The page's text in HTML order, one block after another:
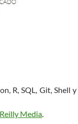
R, SQL, Git, Shell y
Media.